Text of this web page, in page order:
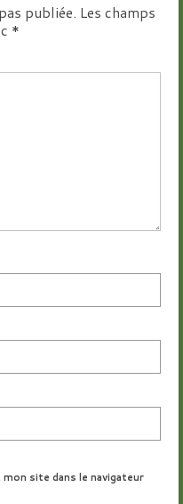
publiée. Les champs
*
site dans le navigateur